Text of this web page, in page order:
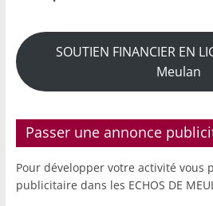
SOUTIEN FINANCIER EN
Meulan
Passer une annonce
Pour développer votre activité vous
publicitaire dans les ECHOS DE